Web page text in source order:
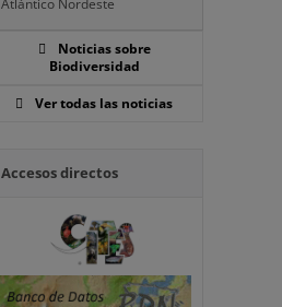
Atlántico Nordeste
Noticias sobre
Biodiversidad
Ver todas las noticias
Accesos directos